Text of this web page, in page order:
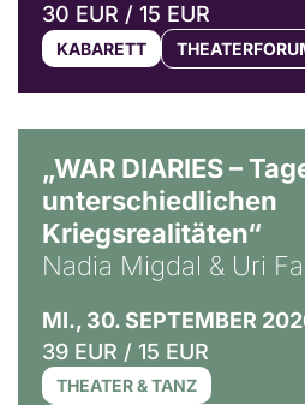
30 EUR / 15 EUR
KABARETT
„WAR DIARIES –
unterschiedlichen
Kriegsrealitäten“
Nadia Migdal & Uri
MI., 30. SEPTEMBER
39 EUR / 15 EUR
THEATER & TANZ